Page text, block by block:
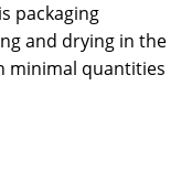
packaging
and drying in the
minimal quantities